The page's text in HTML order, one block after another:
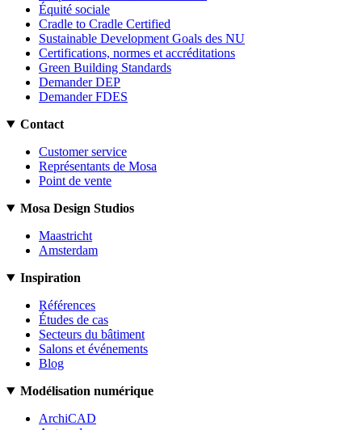
Équité sociale
Cradle to Cradle Certified
Sustainable Development Goals des NU
Certifications, normes et accréditations
Green Building Standards
Demander DEP
Demander FDES
Contact
Customer service
Représentants de Mosa
Point de vente
Mosa Design Studios
Maastricht
Amsterdam
Inspiration
Références
Études de cas
Secteurs du bâtiment
Salons et événements
Blog
Modélisation numérique
ArchiCAD